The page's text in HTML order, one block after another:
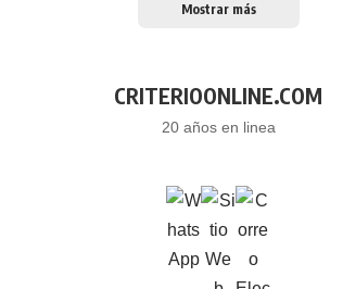
Mostrar más
CRITERIOONLINE.COM
20 años en linea